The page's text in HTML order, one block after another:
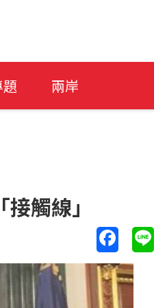
兩岸
觸線」